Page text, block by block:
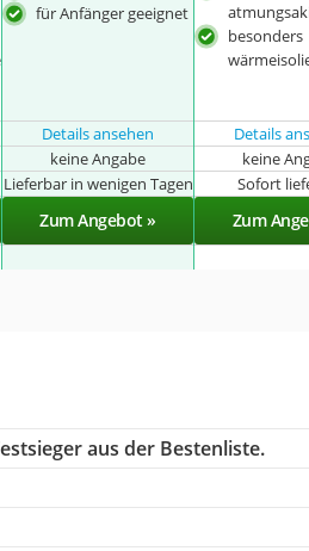
für Anfänger geeignet
besonders
Details ansehen Details
keine Angabe keine
Lieferbar in wenigen Tagen Sofort
Zum Angebot » Zum
aus der Bestenliste.